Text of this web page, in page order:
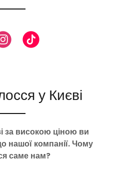
у Києві
за високою ціною ви
нашої компанії. Чому
саме нам?